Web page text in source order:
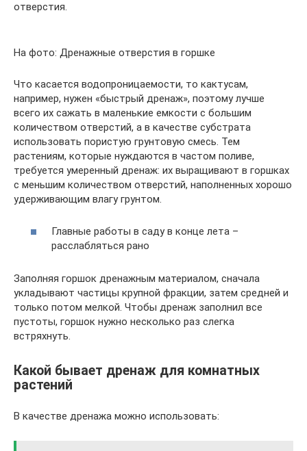
отверстия.
На фото: Дренажные отверстия в горшке
Что касается водопроницаемости, то кактусам,
например, нужен «быстрый дренаж», поэтому лучше
всего их сажать в маленькие емкости с большим
количеством отверстий, а в качестве субстрата
использовать пористую грунтовую смесь. Тем
растениям, которые нуждаются в частом поливе,
требуется умеренный дренаж: их выращивают в горшках
с меньшим количеством отверстий, наполненных хорошо
удерживающим влагу грунтом.
Главные работы в саду в конце лета –
расслабляться рано
Заполняя горшок дренажным материалом, сначала
укладывают частицы крупной фракции, затем средней и
только потом мелкой. Чтобы дренаж заполнил все
пустоты, горшок нужно несколько раз слегка
встряхнуть.
Какой бывает дренаж для комнатных
растений
В качестве дренажа можно использовать: